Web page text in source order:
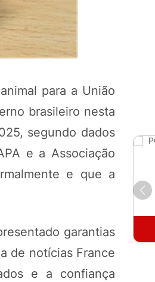
para a União
brasileiro nesta
segundo dados
e a Associação
e que a
garantias
de notícias France
e a confiança
Fertilizante Líquido
Orgânico 1 LT
COMPRAR